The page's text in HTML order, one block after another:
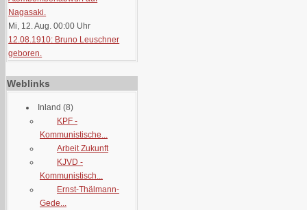
Nagasaki.
Mi, 12. Aug. 00:00 Uhr
12.08.1910: Bruno Leuschner
geboren.
Weblinks
Inland (8)
KPF -
Kommunistische...
Arbeit Zukunft
KJVD -
Kommunistisch...
Ernst-Thälmann-
Gede...